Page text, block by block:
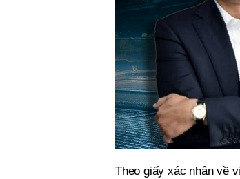
Theo giấy xác nhận về